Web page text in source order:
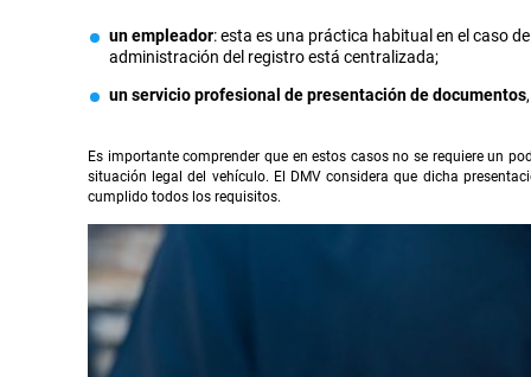
un empleador: esta es una práctica habitual en el caso
administración del registro está centralizada;
un servicio profesional de presentación de documentos
Es importante comprender que en estos casos no se requiere un
situación legal del vehículo. El DMV considera que dicha
cumplido todos los requisitos.